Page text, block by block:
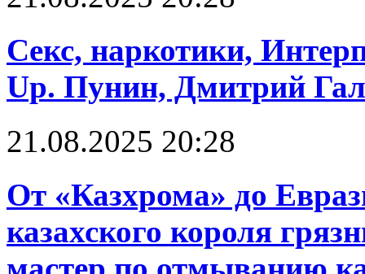
Cекс, наркотики,
Up. Пунин, Дмитрий
21.08.2025 20:28
От «Казхрома» до
казахского короля